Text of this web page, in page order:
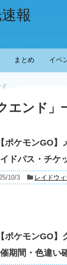
報
まとめ イベ
エンド 」
【ポケモンGO
ドパス・チケ
10/3 レイドウ
【ポケモンGO
催期間・色違い